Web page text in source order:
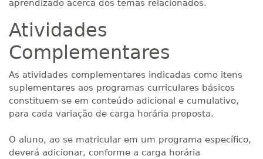
aprendizado acerca dos temas relacionados.
Atividades
Complementares
As atividades complementares indicadas como itens
suplementares aos programas curriculares básicos
constituem-se em conteúdo adicional e cumulativo,
para cada variação de carga horária proposta.
O aluno, ao se matricular em um programa específico,
deverá adicionar, conforme a carga horária